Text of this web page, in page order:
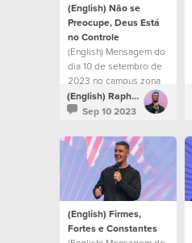
(English) Não se
Preocupe, Deus Está
no Controle
(English) Mensagem do
dia 10 de setembro de
2023 no campus zona
sul
(English) Raphael Galante
Sep 10 2023
(English) Firmes,
Fortes e Constantes